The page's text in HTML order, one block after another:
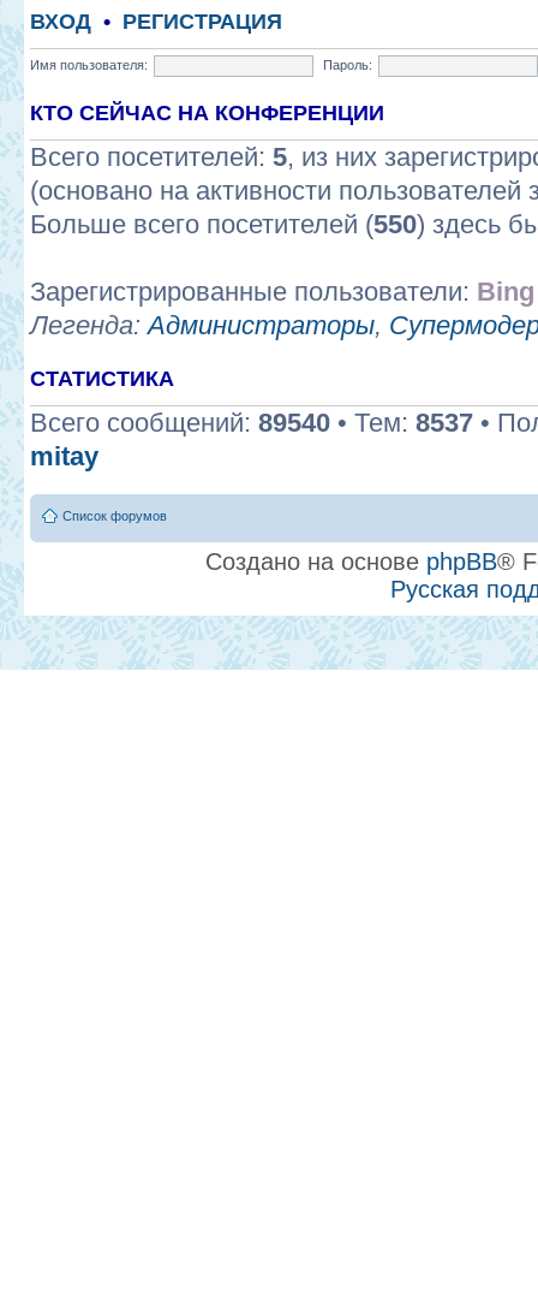
ВХОД • РЕГИСТРАЦИЯ
Имя пользователя: Пароль:
КТО СЕЙЧАС НА КОНФЕРЕНЦИИ
Всего посетителей: 5, из них
(основано на активности пользователей
Больше всего посетителей (550) здесь
Зарегистрированные пользователи:
Легенда:Администраторы,
СТАТИСТИКА
Всего сообщений: 89540 • Тем: 8537 •
mitay
Список форумов
Создано на основе phpBB®
Русская